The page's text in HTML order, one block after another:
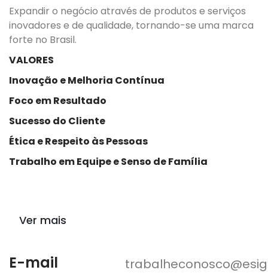
Expandir o negócio através de produtos e serviços
inovadores e de qualidade, tornando-se uma marca
forte no Brasil.
VALORES
Inovação e Melhoria Contínua
Foco em Resultado
Sucesso do Cliente
Ética e Respeito às Pessoas
Trabalho em Equipe e Senso de Família
Ver mais
E-mail